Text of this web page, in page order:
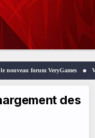
forum VeryGames
des